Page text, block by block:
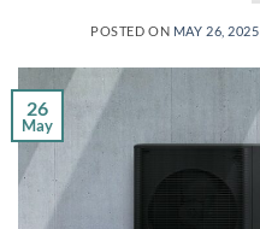
POSTED ON MAY 26, 2025
26
May